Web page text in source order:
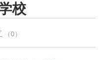
校
（0）